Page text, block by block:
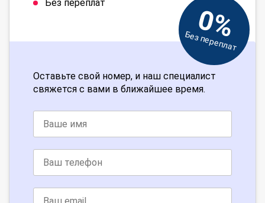
Без переплат
0%
Без переплат
Оставьте свой номер, и наш специалист
свяжется с вами в ближайшее время.